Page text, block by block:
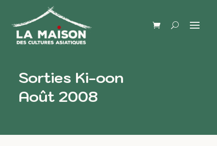
Sorties Ki-oon
Août 2008